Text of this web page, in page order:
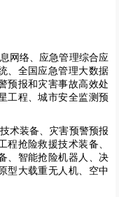
网络、应急管理综合应
、全国应急管理大数据
预报和灾害事故高效处
工程、城市安全监测预
术装备、灾害预警预报
抢险救援技术装备、
、智能抢险机器人、决
型大载重无人机、空中